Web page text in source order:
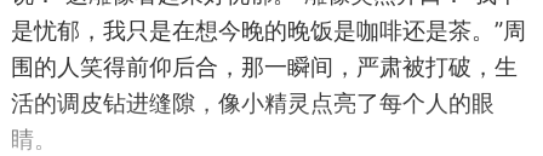
是忧郁，我只是在想今晚的晚饭是咖啡还是茶。”周
围的人笑得前仰后合，那一瞬间，严肃被打破，生
活的调皮钻进缝隙，像小精灵点亮了每个人的眼
睛。